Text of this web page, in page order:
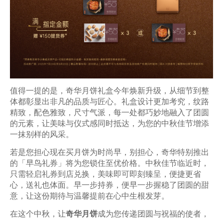
值得一提的是，奇华月饼礼盒今年焕新升级，从细节到整
体都彰显出非凡的品质与匠心。礼盒设计更加考究，纹路
精致，配色雅致，尺寸气派，每一处都巧妙地融入了团圆
的元素，让美味与仪式感同时抵达，为您的中秋佳节增添
一抹别样的风采。
若是您担心现在买月饼为时尚早，别担心，奇华特别推出
的「早鸟礼券」将为您锁住至优价格。中秋佳节临近时，
只需轻启礼券到店兑换，美味即可即刻臻呈，便捷更省
心，送礼也体面。早一步持券，便早一步握稳了团圆的甜
意，让这份期待与温馨提前在心中生根发芽。
在这个中秋，让奇华月饼成为您传递团圆与祝福的使者，